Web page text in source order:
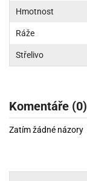
Hmotnost
Ráže
Střelivo
Komentáře (0)
Zatím žádné názory